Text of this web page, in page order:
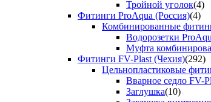
Тройной уголок(4)
Фитинги ProAqua (Россия)(4)
Комбинированные
Водорозетки
Муфта
Фитинги FV-Plast (Чехия)(292)
Цельнопластиковые
Вварное седло FV-
Заглушка(10)